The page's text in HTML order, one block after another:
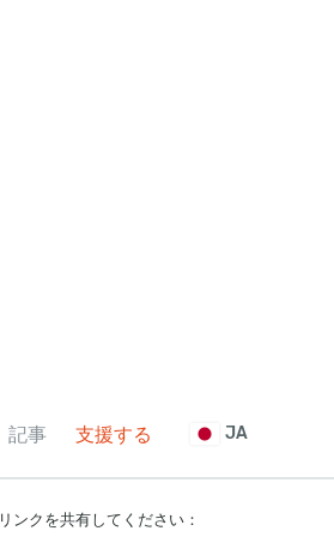
記事 支援する JA
リンクを共有してください：